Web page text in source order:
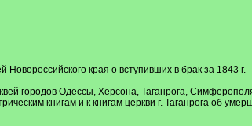
Новороссийского края о вступивших в брак за 1843 г.
городов Одессы, Херсона, Таганрога,
книгам и к книгам церкви г. Таганрога об